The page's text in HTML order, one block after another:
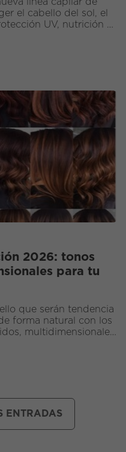
el cabello del sol, el
UV, nutrición y
2026: tonos
para tu
que serán tendencia
forma natural con los
multidimensionales
ENTRADAS